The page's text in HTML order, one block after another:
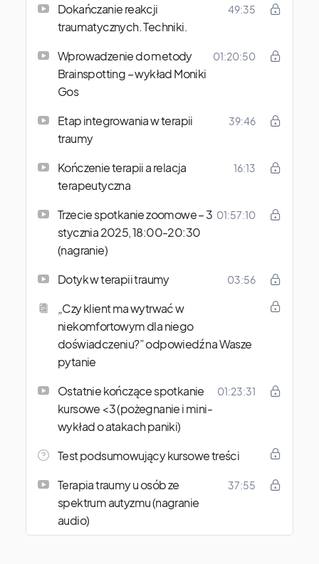
Dokańczanie reakcji
traumatycznych. Techniki.
49:35
Wprowadzenie do metody
Brainspotting – wykład Moniki
Gos
01:20:50
Etap integrowania w terapii
traumy
39:46
Kończenie terapii a relacja
terapeutyczna
16:13
Trzecie spotkanie zoomowe – 3
stycznia 2025, 18:00-20:30
(nagranie)
01:57:10
Dotyk w terapii traumy 03:56
„Czy klient ma wytrwać w
niekomfortowym dla niego
doświadczeniu?” odpowiedź na Wasze
pytanie
Ostatnie kończące spotkanie
kursowe <3 (pożegnanie i mini-
wykład o atakach paniki)
01:23:31
Test podsumowujący kursowe treści
Terapia traumy u osób ze
spektrum autyzmu (nagranie
audio)
37:55